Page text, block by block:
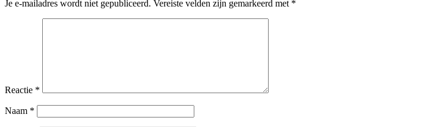
Je e-mailadres wordt niet gepubliceerd. Vereiste velden zijn gemarkeerd met *
Reactie *
Naam *